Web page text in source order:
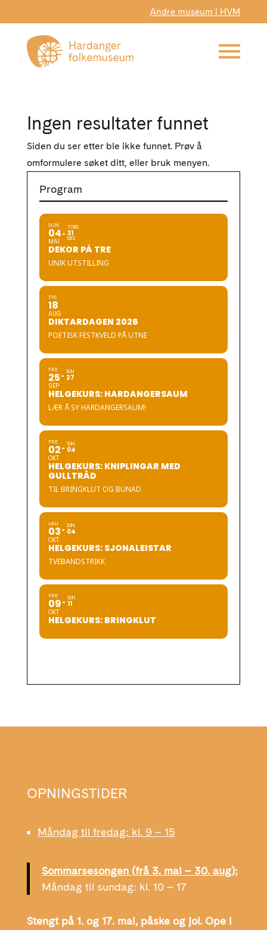
Andre museum i HVM
Ingen resultater funnet
Siden du ser etter ble ikke funnet. Prøv å
omformulere søket ditt, eller bruk menyen.
Program
SUN
04
MAI
TORS
31
DES
DEKOR PÅ TRE
UNIK UTSTILLING
TYS
18
AUG
DIKTARDAGEN 2026
POETISK FESTKVELD PÅ UTNE
FRE
25
SEP
SUN
27
HELGEKURS: HARDANGERSAUM
LÆR Å SY HARDANGERSAUM!
FRE
02
OKT
SUN
04
HELGEKURS: KNIPLINGAR MED
GULLTRÅD
TIL BRINGKLUT OG BUNAD
LAU
03
OKT
SUN
04
HELGEKURS: SJONALEISTAR
TVEBANDSTRIKK
FRE
09
OKT
SUN
11
HELGEKURS: BRINGKLUT
OPNINGSTIDER
Måndag til fredag: kl. 9 – 15
Sommarsesongen (frå 3. mai – 30. aug):
Måndag til sundag: kl. 10 – 17
Stengt på 1. og 17. mai, påske og jol. Ope i